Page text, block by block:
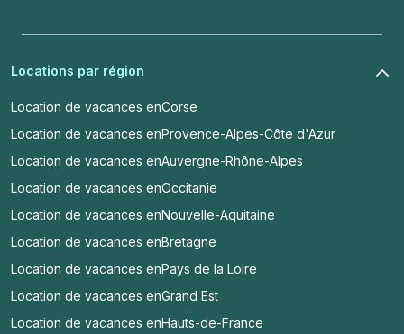
Locations par région
Location de vacances enCorse
Location de vacances enProvence-Alpes-Côte d'Azur
Location de vacances enAuvergne-Rhône-Alpes
Location de vacances enOccitanie
Location de vacances enNouvelle-Aquitaine
Location de vacances enBretagne
Location de vacances enPays de la Loire
Location de vacances enGrand Est
Location de vacances enHauts-de-France